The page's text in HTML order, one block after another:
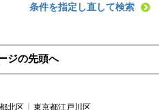
条件を指定し直して検索
ジの先頭へ
北区 東京都江戸川区